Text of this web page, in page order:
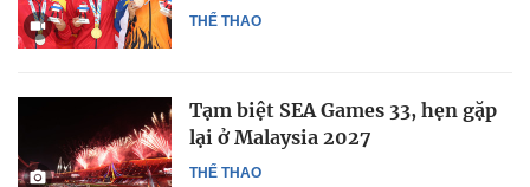
THỂ THAO
THỂ THAO
Tạm biệt SEA Games 33, hẹn gặp
lại ở Malaysia 2027